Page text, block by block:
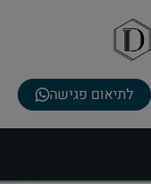
לתיאום פגישה